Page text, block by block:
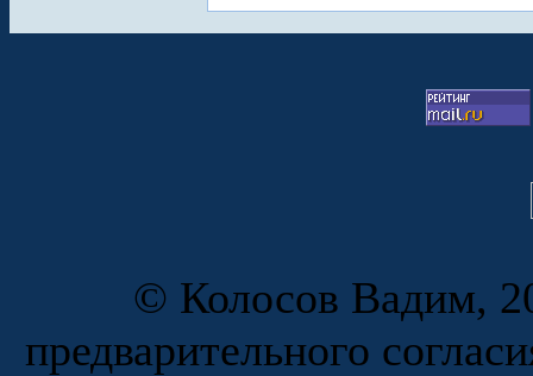
© Колосов Вадим,
предварительного